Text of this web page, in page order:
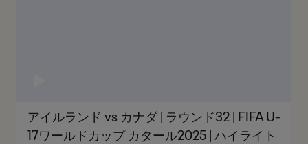
アイルランド vs カナダ | ラウンド32 | FIFA U-
17ワールドカップ カタール2025 | ハイライト